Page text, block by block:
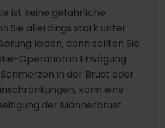
ist keine gefährliche
Sie allerdings stark unter
leiden, dann sollten Sie
Operation in Erwägung
in der Brust oder
kann eine
der Männerbrust